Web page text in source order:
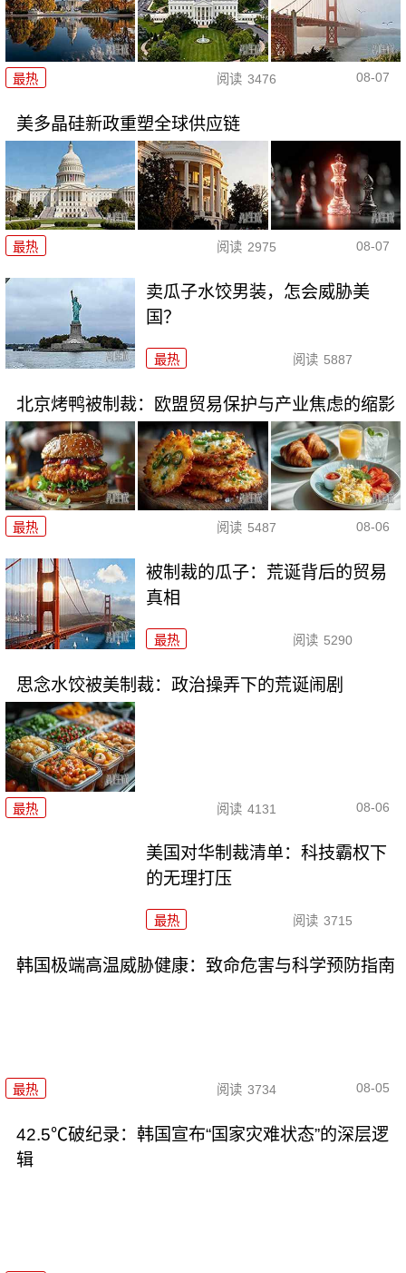
最热 阅读 3476 08-07
美多晶硅新政重塑全球供应链
最热 阅读 2975 08-07
卖瓜子水饺男装，怎会威胁美
国？
最热 阅读 5887
北京烤鸭被制裁：欧盟贸易保护与产业焦虑的缩影
最热 阅读 5487 08-06
被制裁的瓜子：荒诞背后的贸易
真相
最热 阅读 5290
思念水饺被美制裁：政治操弄下的荒诞闹剧
最热 阅读 4131 08-06
美国对华制裁清单：科技霸权下
的无理打压
最热 阅读 3715
韩国极端高温威胁健康：致命危害与科学预防指南
最热 阅读 3734 08-05
42.5℃破纪录：韩国宣布“国家灾难状态”的深层逻
辑